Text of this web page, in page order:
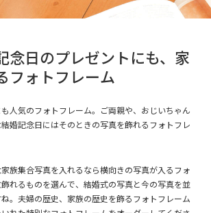
念日のプレゼントにも、家
フォトフレーム
人気のフォトフレーム。ご両親や、おじいちゃん
婚記念日にはそのときの写真を飾れるフォトフレ
族集合写真を入れるなら横向きの写真が入るフォ
れるものを選んで、結婚式の写真と今の写真を並
。夫婦の歴史、家族の歴史を飾るフォトフレーム